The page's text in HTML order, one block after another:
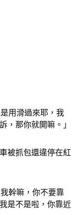
用滑過來耶，我
，那你就開嘛。」
被抓包還違停在紅
幹嘛，你不要靠
是不是啦，你靠近